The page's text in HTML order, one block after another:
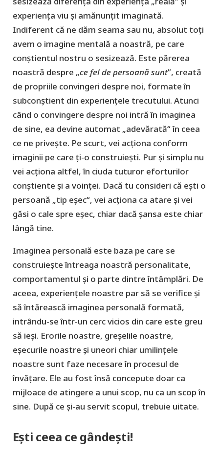
experiența viu și amănunțit imaginată.
Indiferent că ne dăm seama sau nu, absolut toți
avem o imagine mentală a noastră, pe care
conștientul nostru o sesizează. Este părerea
noastră despre „ce fel de persoană sunt”, creată
de propriile convingeri despre noi, formate în
subconștient din experiențele trecutului. Atunci
când o convingere despre noi intră în imaginea
de sine, ea devine automat „adevărată“ în ceea
ce ne privește. Pe scurt, vei acționa conform
imaginii pe care ți-o construiești. Pur și simplu nu
vei acționa altfel, în ciuda tuturor eforturilor
conștiente și a voinței. Dacă tu consideri că ești o
persoană „tip eșec“, vei acționa ca atare și vei
găsi o cale spre eșec, chiar dacă șansa este chiar
lângă tine.
Imaginea personală este baza pe care se
construiește întreaga noastră personalitate,
comportamentul și o parte dintre întâmplări. De
aceea, experiențele noastre par să se verifice și
să întărească imaginea personală formată,
intrându-se într-un cerc vicios din care este greu
să ieși. Erorile noastre, greșelile noastre,
eșecurile noastre și uneori chiar umilințele
noastre sunt faze necesare în procesul de
învățare. Ele au fost însă concepute doar ca
mijloace de atingere a unui scop, nu ca un scop în
sine. După ce și-au servit scopul, trebuie uitate.
Ești ceea ce gândești!